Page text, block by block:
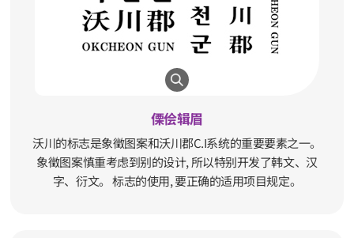
傈侩辑眉
沃川的标志是象徵图案和沃川郡C.I系统的重要要素之一。
象徵图案慎重考虑到别的设计, 所以特别开发了韩文、汉
字、衍文。 标志的使用, 要正确的适用项目规定。